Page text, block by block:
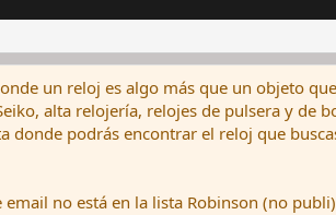
un reloj es algo más que un objeto
alta relojería, relojes de pulsera y
podrás encontrar el reloj que
no está en la lista Robinson (no